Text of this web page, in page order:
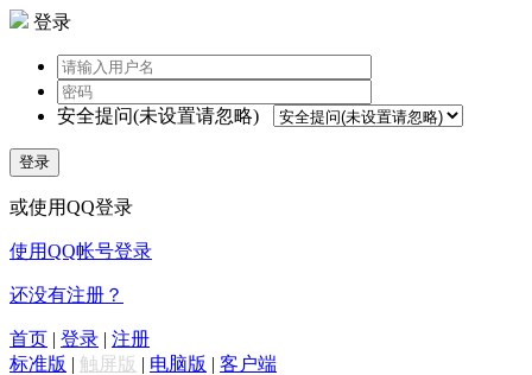
登录
安全提问(未设置请忽略)
登录
或使用QQ登录
使用QQ帐号登录
还没有注册？
首页 | 登录 | 注册
标准版 | 触屏版 | 电脑版 | 客户端